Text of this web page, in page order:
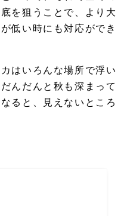
を狙うことで、より大
低い時にも対応ができ
はいろんな場所で浮い
んだんと秋も深まって
ると、見えないところ